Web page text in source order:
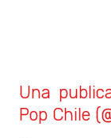
Una
Pop Chile